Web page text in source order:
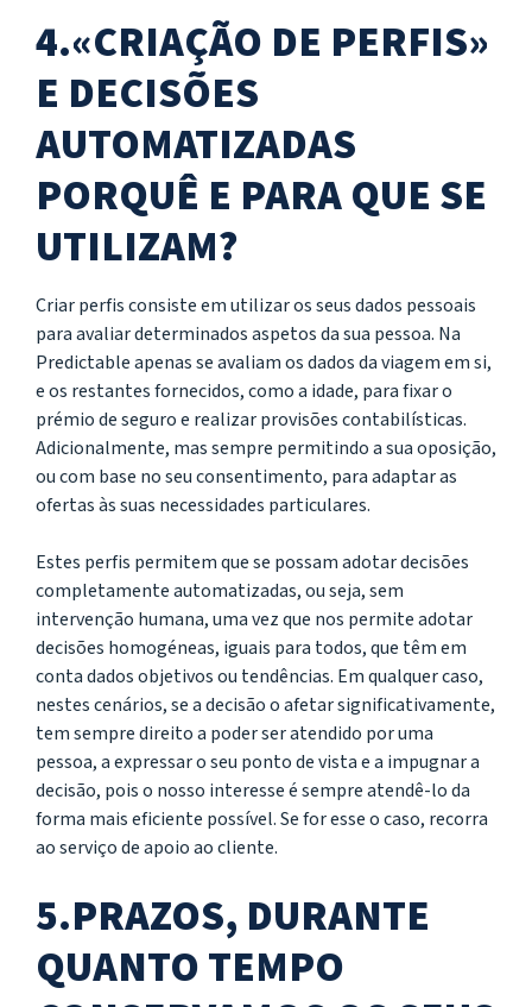
4.«CRIAÇÃO DE PERFIS»
E DECISÕES
AUTOMATIZADAS
PORQUÊ E PARA QUE SE
UTILIZAM?
Criar perfis consiste em utilizar os seus dados pessoais
para avaliar determinados aspetos da sua pessoa. Na
Predictable apenas se avaliam os dados da viagem em si,
e os restantes fornecidos, como a idade, para fixar o
prémio de seguro e realizar provisões contabilísticas.
Adicionalmente, mas sempre permitindo a sua oposição,
ou com base no seu consentimento, para adaptar as
ofertas às suas necessidades particulares.
Estes perfis permitem que se possam adotar decisões
completamente automatizadas, ou seja, sem
intervenção humana, uma vez que nos permite adotar
decisões homogéneas, iguais para todos, que têm em
conta dados objetivos ou tendências. Em qualquer caso,
nestes cenários, se a decisão o afetar significativamente,
tem sempre direito a poder ser atendido por uma
pessoa, a expressar o seu ponto de vista e a impugnar a
decisão, pois o nosso interesse é sempre atendê-lo da
forma mais eficiente possível. Se for esse o caso, recorra
ao serviço de apoio ao cliente.
5.PRAZOS, DURANTE
QUANTO TEMPO